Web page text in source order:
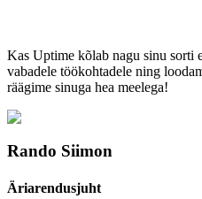
Kas Uptime kõlab nagu sinu sorti
vabadele töökohtadele ning
räägime sinuga hea meelega!
Rando Siimon
Äriarendusjuht